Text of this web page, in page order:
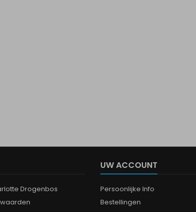
Drogenbos
UW ACCOUNT
Persoonlijke Info
Bestellingen